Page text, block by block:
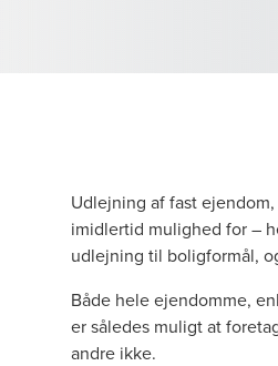
Udlejning af fast
imidlertid mulighed for –
udlejning til boligformål,
Både hele ejendomme,
er således muligt at
andre ikke.